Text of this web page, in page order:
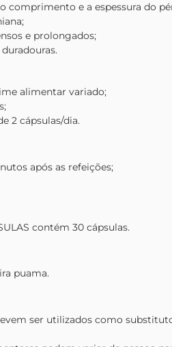
comprimento e a espessura do
e prolongados;
alimentar variado;
2 cápsulas/dia.
após as refeições;
contém 30 cápsulas.
puama.
ser utilizados como